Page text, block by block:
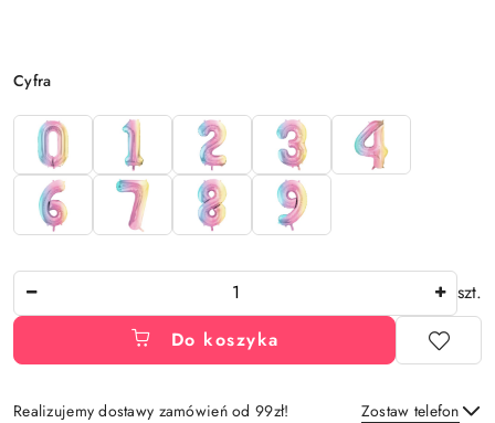
Wariant
Cyfra
szt.
Do koszyka
Realizujemy dostawy zamówień od 99zł! Zostaw telefon